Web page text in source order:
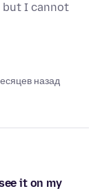
but I cannot
назад
it on my